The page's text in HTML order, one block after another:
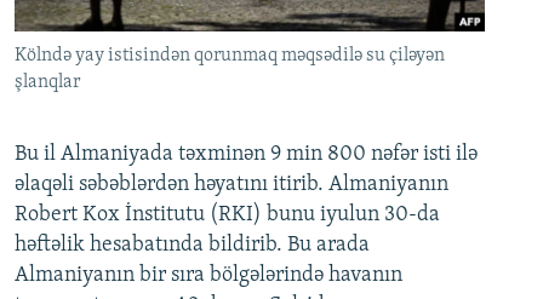
Kölndə yay istisindən qorunmaq məqsədilə su çiləyən
şlanqlar
Bu il Almaniyada təxminən 9 min 800 nəfər isti ilə
əlaqəli səbəblərdən həyatını itirib. Almaniyanın
Robert Kox İnstitutu (RKI) bunu iyulun 30-da
həftəlik hesabatında bildirib. Bu arada
Almaniyanın bir sıra bölgələrində havanın